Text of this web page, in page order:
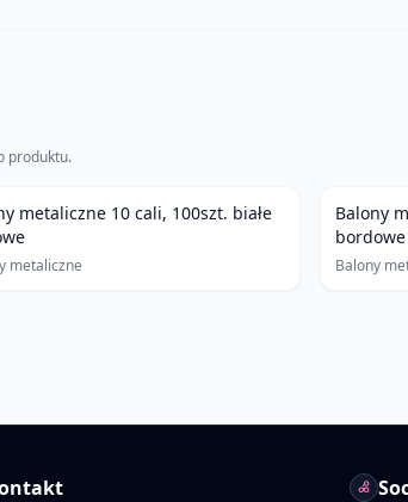
produktu.
metaliczne 10 cali, 100szt. białe
metaliczne
Balony
bordowe
Balony